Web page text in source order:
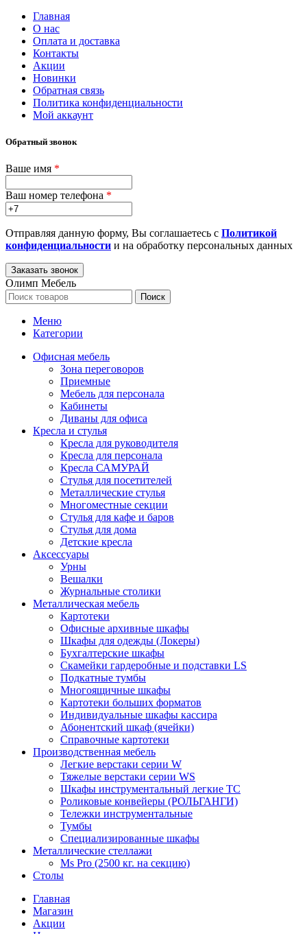
Главная
О нас
Оплата и доставка
Контакты
Акции
Новинки
Обратная связь
Политика конфиденциальности
Мой аккаунт
Обратный звонок
Ваше имя *
Ваш номер телефона *
Отправляя данную форму, Вы соглашаетесь с Политикой
конфиденциальности и на обработку персональных данных
Олимп Мебель
Поиск
Меню
Категории
Офисная мебель
Зона переговоров
Приемные
Мебель для персонала
Кабинеты
Диваны для офиса
Кресла и стулья
Кресла для руководителя
Кресла для персонала
Кресла САМУРАЙ
Стулья для посетителей
Металлические стулья
Многоместные секции
Стулья для кафе и баров
Стулья для дома
Детские кресла
Аксессуары
Урны
Вешалки
Журнальные столики
Металлическая мебель
Картотеки
Офисные архивные шкафы
Шкафы для одежды (Локеры)
Бухгалтерские шкафы
Скамейки гардеробные и подставки LS
Подкатные тумбы
Многоящичные шкафы
Картотеки больших форматов
Индивидуальные шкафы кассира
Абонентский шкаф (ячейки)
Справочные картотеки
Производственная мебель
Легкие верстаки серии W
Тяжелые верстаки серии WS
Шкафы инструментальный легкие ТС
Роликовые конвейеры (РОЛЬГАНГИ)
Тележки инструментальные
Тумбы
Специализированные шкафы
Металлические стеллажи
Ms Pro (2500 кг. на секцию)
Столы
Главная
Магазин
Акции